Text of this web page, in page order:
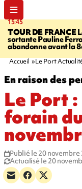
15:45
TOUR DE FRANCE
sortante Pauline
abandonne avant la
Accueil Le Port
En raison des
Le Port
forain
Publié le 20 novembre
Actualisé le 20